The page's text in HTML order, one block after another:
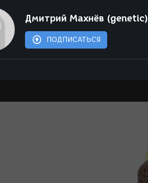
Дмитрий Махнёв (genetic)
ПОДПИСАТЬСЯ